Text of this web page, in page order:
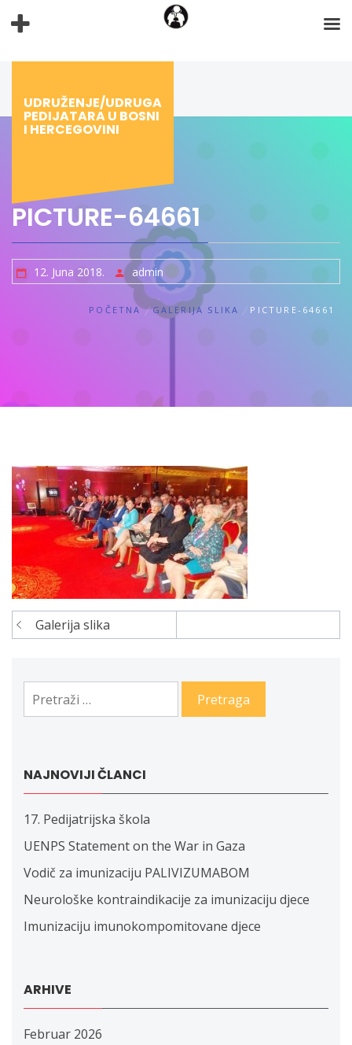
na
UDRUŽENJE/UDRUGA
PEDIJATARA U BOSNI
I HERCEGOVINI
PICTURE-64661
12. Juna 2018. admin
POČETNA GALERIJA SLIKA PICTURE-64661
Navigacija
Galerija slika
Pretraga:
NAJNOVIJI ČLANCI
17. Pedijatrijska škola
UENPS Statement on the War in Gaza
Vodič za imunizaciju PALIVIZUMABOM
Neurološke kontraindikacije za imunizaciju djece
Imunizaciju imunokompomitovane djece
ARHIVE
Februar 2026